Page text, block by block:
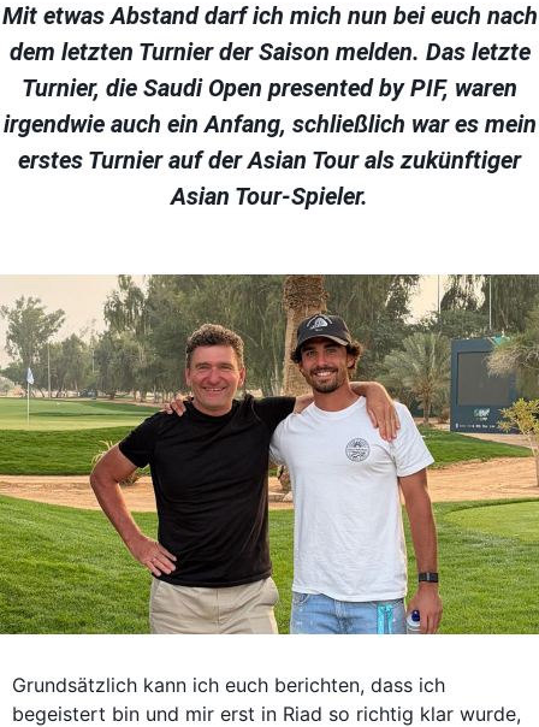
Mit etwas Abstand darf ich mich nun bei euch nach
dem letzten Turnier der Saison melden. Das letzte
Turnier, die Saudi Open presented by PIF, waren
irgendwie auch ein Anfang, schließlich war es mein
erstes Turnier auf der Asian Tour als zukünftiger
Asian Tour-Spieler.
Grundsätzlich kann ich euch berichten, dass ich
begeistert bin und mir erst in Riad so richtig klar wurde,